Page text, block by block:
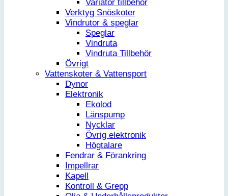
Variator tillbehör
Verktyg Snöskoter
Vindrutor & speglar
Speglar
Vindruta
Vindruta Tillbehör
Övrigt
Vattenskoter & Vattensport
Dynor
Elektronik
Ekolod
Länspump
Nycklar
Övrig elektronik
Högtalare
Fendrar & Förankring
Impellrar
Kapell
Kontroll & Grepp